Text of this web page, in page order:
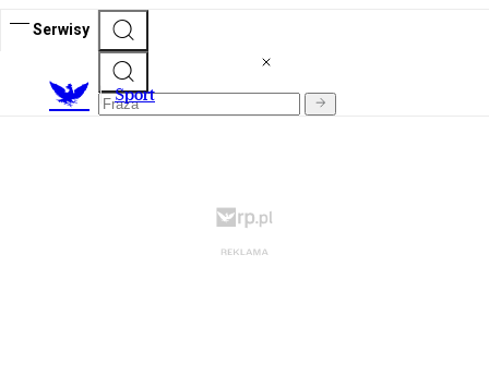
Serwisy
Sport